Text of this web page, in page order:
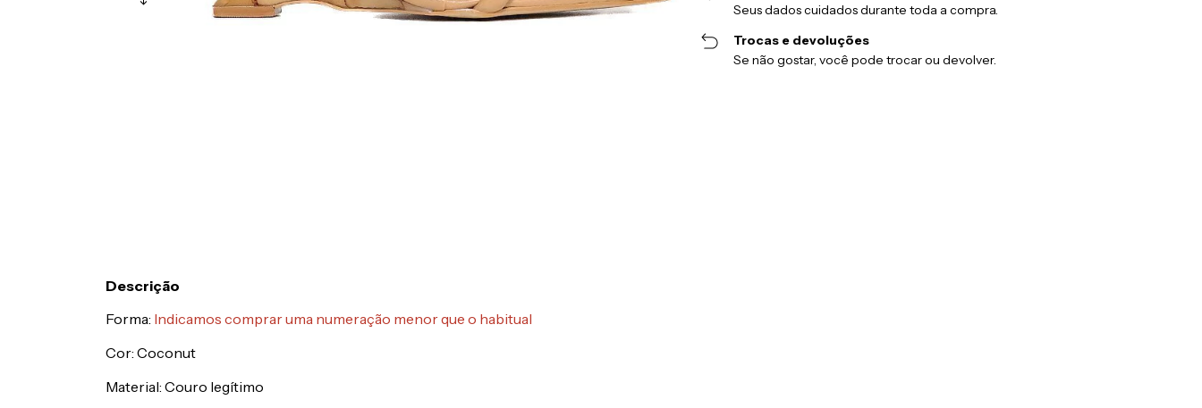
Seus dados cuidados durante toda a compra.
Trocas e devoluções
Se não gostar, você pode trocar ou devolver.
Descrição
Forma: Indicamos comprar uma numeração menor que o habitual
Cor: Coconut
Material: Couro legítimo